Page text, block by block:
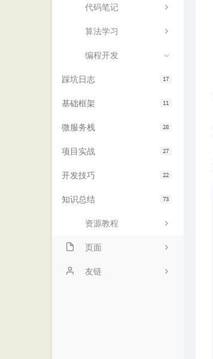
代码笔记
算法学习
编程开发
17
踩坑日志
11
基础框架
28
微服务栈
27
项目实战
22
开发技巧
73
知识总结
资源教程
页面
项目友链